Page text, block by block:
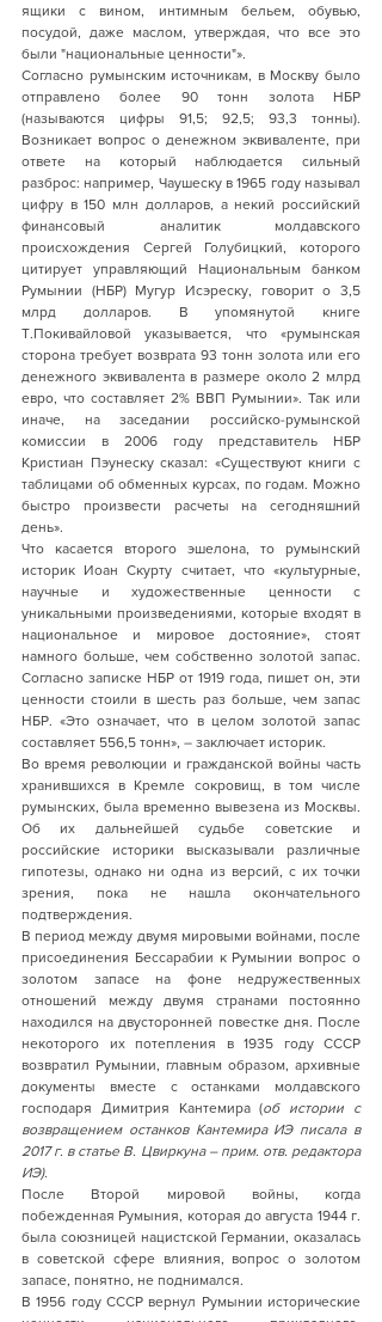
ящики с вином, интимным бельем, обувью,
посудой, даже маслом, утверждая, что все это
были "национальные ценности"».
Согласно румынским источникам, в Москву было
отправлено более 90 тонн золота НБР
(называются цифры 91,5; 92,5; 93,3 тонны).
Возникает вопрос о денежном эквиваленте, при
ответе на который наблюдается сильный
разброс: например, Чаушеску в 1965 году называл
цифру в 150 млн долларов, а некий российский
финансовый аналитик молдавского
происхождения Сергей Голубицкий, которого
цитирует управляющий Национальным банком
Румынии (НБР) Мугур Исэреску, говорит о 3,5
млрд долларов. В упомянутой книге
Т.Покивайловой указывается, что «румынская
сторона требует возврата 93 тонн золота или его
денежного эквивалента в размере около 2 млрд
евро, что составляет 2% ВВП Румынии». Так или
иначе, на заседании российско-румынской
комиссии в 2006 году представитель НБР
Кристиан Пэунеску сказал: «Существуют книги с
таблицами об обменных курсах, по годам. Можно
быстро произвести расчеты на сегодняшний
день».
Что касается второго эшелона, то румынский
историк Иоан Скурту считает, что «культурные,
научные и художественные ценности с
уникальными произведениями, которые входят в
национальное и мировое достояние», стоят
намного больше, чем собственно золотой запас.
Согласно записке НБР от 1919 года, пишет он, эти
ценности стоили в шесть раз больше, чем запас
НБР. «Это означает, что в целом золотой запас
составляет 556,5 тонн», – заключает историк.
Во время революции и гражданской войны часть
хранившихся в Кремле сокровищ, в том числе
румынских, была временно вывезена из Москвы.
Об их дальнейшей судьбе советские и
российские историки высказывали различные
гипотезы, однако ни одна из версий, с их точки
зрения, пока не нашла окончательного
подтверждения.
В период между двумя мировыми войнами, после
присоединения Бессарабии к Румынии вопрос о
золотом запасе на фоне недружественных
отношений между двумя странами постоянно
находился на двусторонней повестке дня. После
некоторого их потепления в 1935 году СССР
возвратил Румынии, главным образом, архивные
документы вместе с останками молдавского
господаря Димитрия Кантемира (об истории с
возвращением останков Кантемира ИЭ писала в
2017 г. в статье В. Цвиркуна – прим. отв. редактора
ИЭ).
После Второй мировой войны, когда
побежденная Румыния, которая до августа 1944 г.
была союзницей нацистской Германии, оказалась
в советской сфере влияния, вопрос о золотом
запасе, понятно, не поднимался.
В 1956 году СССР вернул Румынии исторические